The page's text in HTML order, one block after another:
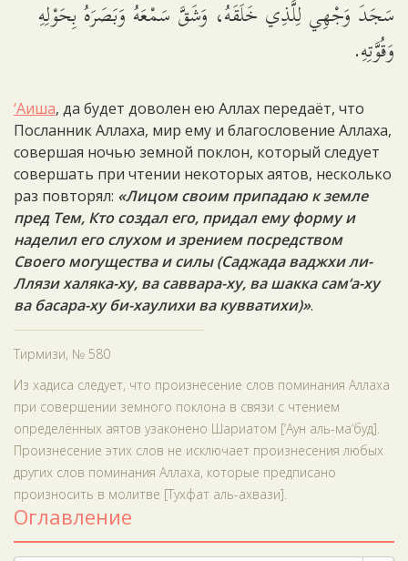
سَجَدَ وَجْهِي لِلَّذِي خَلَقَهُ، وَشَقَّ سَمْعَهُ وَبَصَرَهُ بِحَوْلِهِ
وَقُوَّتِهِ.
‘Аиша, да будет доволен ею Аллах передаёт, что
Посланник Аллаха, мир ему и благословение Аллаха,
совершая ночью земной поклон, который следует
совершать при чтении некоторых аятов, несколько
раз повторял: «Лицом своим припадаю к земле
пред Тем, Кто создал его, придал ему форму и
наделил его слухом и зрением посредством
Своего могущества и силы (Саджада ваджхи ли-
Ллязи халяка-ху, ва саввара-ху, ва шакка сам‘а-ху
ва басара-ху би-хаулихи ва кувватихи)».
Тирмизи, № 580
Из хадиса следует, что произнесение слов поминания Аллаха
при совершении земного поклона в связи с чтением
определённых аятов узаконено Шариатом [‘Аун аль-ма‘буд].
Произнесение этих слов не исключает произнесения любых
других слов поминания Аллаха, которые предписано
произносить в молитве [Тухфат аль-ахвази].
Оглавление